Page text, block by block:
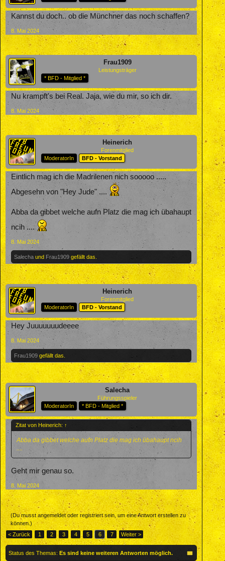
Kannst du doch.. ob die Münchner das noch schaffen?
8. Mai 2024
Frau1909
Leistungsträger
* BFD - Mitglied *
Nu krampft's bei Real. Jaja, wie du mir, so ich dir.
8. Mai 2024
Heinerich
Forenmitglied
ModeratorIn
BFD - Vorstand
Eintlich mag ich die Madrilenen nich sooooo .....
Abgesehn von "Hey Jude" ....
Abba da gibbet welche aufn Platz die mag ich übahaupt
ncih ....
8. Mai 2024
Salecha und Frau1909 gefällt das.
Heinerich
Forenmitglied
ModeratorIn
BFD - Vorstand
Hey Juuuuuuudeeee
8. Mai 2024
Frau1909 gefällt das.
Salecha
Führungsspieler
ModeratorIn
* BFD - Mitglied *
Zitat von Heinerich: ↑
Abba da gibbet welche aufn Platz die mag ich übahaupt ncih
....
Geht mir genau so.
8. Mai 2024
(Du musst angemeldet oder registriert sein, um eine Antwort erstellen zu
können.)
< Zurück
1 2 3 4 5 6 7 Weiter >
Status des Themas: Es sind keine weiteren Antworten möglich.